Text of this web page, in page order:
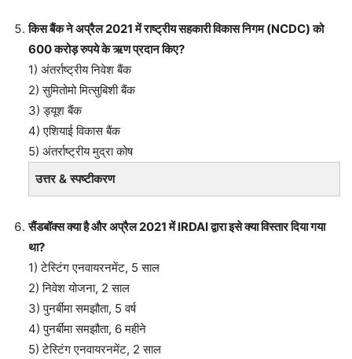
किस बैंक ने अप्रैल 2021 में राष्ट्रीय सहकारी विकास निगम (NCDC) को
600 करोड़ रुपये के ऋण प्रदान किए?
1) अंतर्राष्ट्रीय निवेश बैंक
2) सुमितोमो मित्सुबिशी बैंक
3) ड्यूश बैंक
4) एशियाई विकास बैंक
5) अंतर्राष्ट्रीय मुद्रा कोष
उत्तर & स्पष्टीकरण
सैंडबॉक्स क्या है और अप्रैल 2021 में IRDAI द्वारा इसे क्या विस्तार दिया गया
था?
1) टेस्टिंग एनवायरनमेंट, 5 साल
2) निवेश योजना, 2 साल
3) पुनर्बीमा समझौता, 5 वर्ष
4) पुनर्बीमा समझौता, 6 महीने
5) टेस्टिंग एनवायरनमेंट, 2 साल